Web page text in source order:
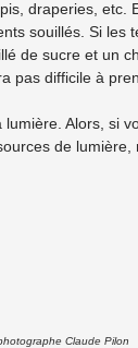
draperies, etc.
souillés. Si les
de sucre et un
pas difficile à
Alors, si
de lumière,
Claude Pilon